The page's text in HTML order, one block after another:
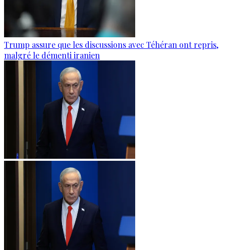
Trump assure que les discussions avec Téhéran ont repris,
malgré le démenti iranien